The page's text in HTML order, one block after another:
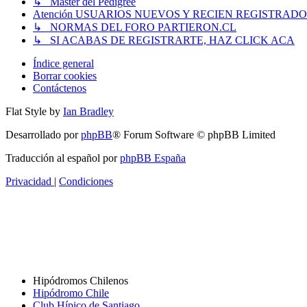
Atención USUARIOS NUEVOS Y RECIEN
↳ NORMAS DEL FORO PARTIERON.CL
↳ SI ACABAS DE REGISTRARTE, HAZ CLICK ACA
Índice general
Borrar cookies
Contáctenos
Flat Style by Ian Bradley
Desarrollado porphpBB® Forum Software © phpBB Limited
Traducción al español porphpBB España
Privacidad | Condiciones
Hipódromos Chilenos
Hipódromo Chile